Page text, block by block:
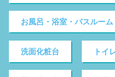
お風呂・浴室・バスルーム
洗面化粧台 トイ